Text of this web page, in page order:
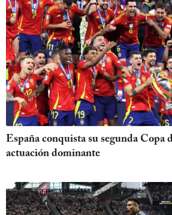
España conquista su segunda Copa
actuación dominante